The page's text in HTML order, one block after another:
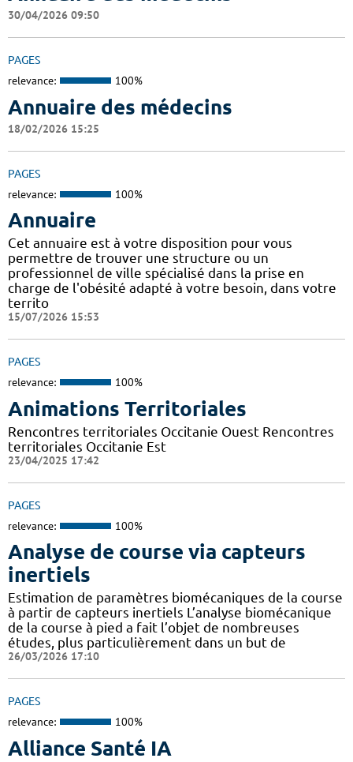
30/04/2026 09:50
PAGES
relevance: 100%
Annuaire des médecins
18/02/2026 15:25
PAGES
relevance: 100%
Annuaire
Cet annuaire est à votre disposition pour vous
permettre de trouver une structure ou un
professionnel de ville spécialisé dans la prise en
charge de l'obésité adapté à votre besoin, dans votre
territo
15/07/2026 15:53
PAGES
relevance: 100%
Animations Territoriales
Rencontres territoriales Occitanie Ouest Rencontres
territoriales Occitanie Est
23/04/2025 17:42
PAGES
relevance: 100%
Analyse de course via capteurs
inertiels
Estimation de paramètres biomécaniques de la course
à partir de capteurs inertiels L’analyse biomécanique
de la course à pied a fait l’objet de nombreuses
études, plus particulièrement dans un but de
26/03/2026 17:10
PAGES
relevance: 100%
Alliance Santé IA